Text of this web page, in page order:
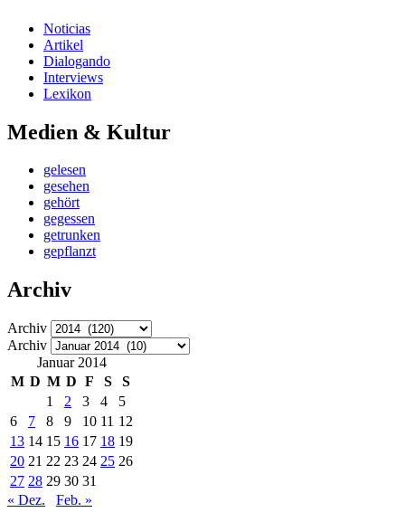
Noticias
Artikel
Dialogando
Interviews
Lexikon
Medien & Kultur
gelesen
gesehen
gehört
gegessen
getrunken
gepflanzt
Archiv
Archiv
Archiv
Januar 2014
M D M D F S
S
1
2 3 4
5
6
7 8 9 10 11 12
13 14 15 16 17 18 19
20 21 22 23 24 25 26
27 28 29 30 31
« Dez.
Feb. »